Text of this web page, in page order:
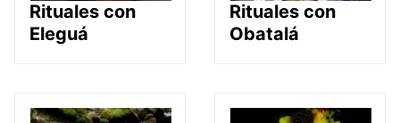
Rituales con
Eleguá
Rituales con
Obatalá